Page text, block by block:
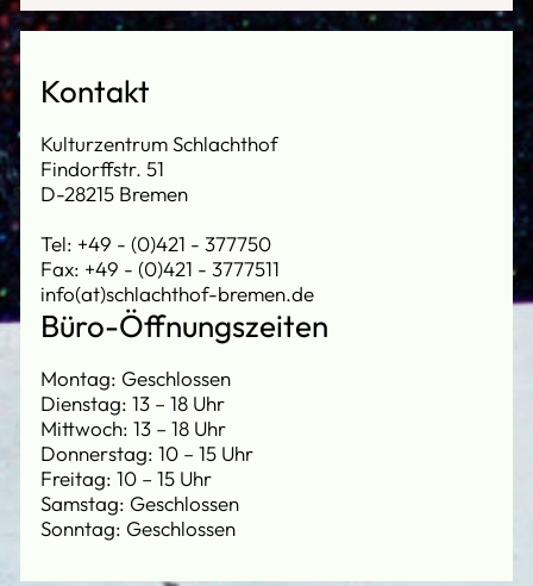
Kontakt
Kulturzentrum Schlachthof
Findorffstr. 51
D-28215 Bremen
Tel: +49 - (0)421 - 377750
Fax: +49 - (0)421 - 3777511
info(at)schlachthof-bremen.de
Büro-Öffnungszeiten
Montag: Geschlossen
Dienstag: 13 – 18 Uhr
Mittwoch: 13 – 18 Uhr
Donnerstag: 10 – 15 Uhr
Freitag: 10 – 15 Uhr
Samstag: Geschlossen
Sonntag: Geschlossen